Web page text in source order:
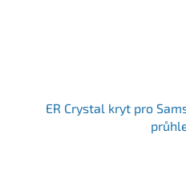
ER Crystal kryt pro